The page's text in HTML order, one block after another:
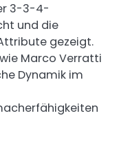
3-3-4-
und die
gezeigt.
Marco Verratti
Dynamik im